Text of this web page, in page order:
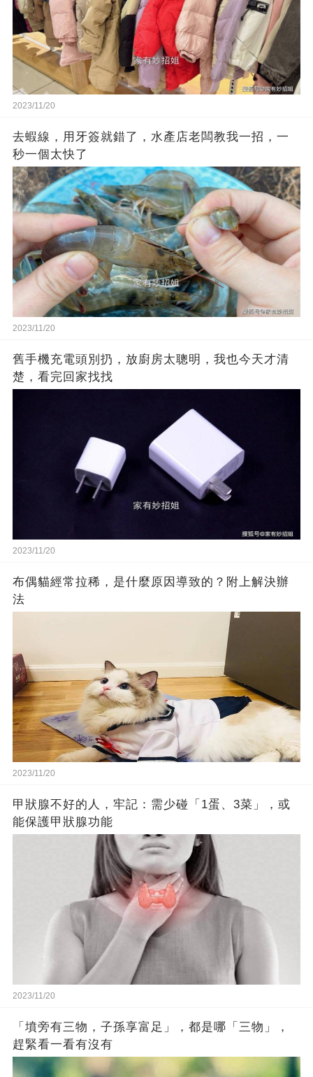
2023/11/20
去蝦線，用牙簽就錯了，水產店老闆教我一招，一
秒一個太快了
2023/11/20
舊手機充電頭別扔，放廚房太聰明，我也今天才清
楚，看完回家找找
2023/11/20
布偶貓經常拉稀，是什麼原因導致的？附上解決辦
法
2023/11/20
甲狀腺不好的人，牢記：需少碰「1蛋、3菜」，或
能保護甲狀腺功能
2023/11/20
「墳旁有三物，子孫享富足」，都是哪「三物」，
趕緊看一看有沒有